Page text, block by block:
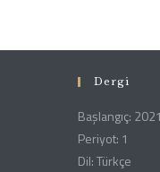
Dergi
Başlangıç: 2021
Periyot: 1
Dil: Türkçe